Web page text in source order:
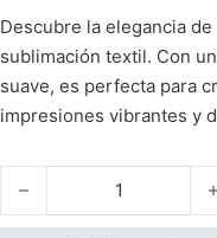
Descubre la elegancia
sublimación textil. Con
suave, es perfecta para
impresiones vibrantes y
Chamus Satin Chifon